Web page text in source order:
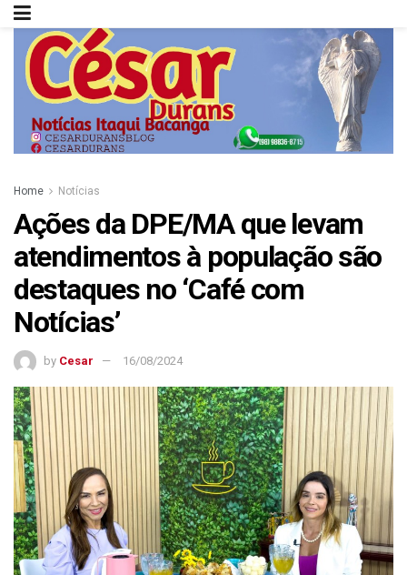
Home Notícias
Ações da DPE/MA que levam
atendimentos à população são
destaques no ‘Café com
Notícias’
by Cesar 16/08/2024